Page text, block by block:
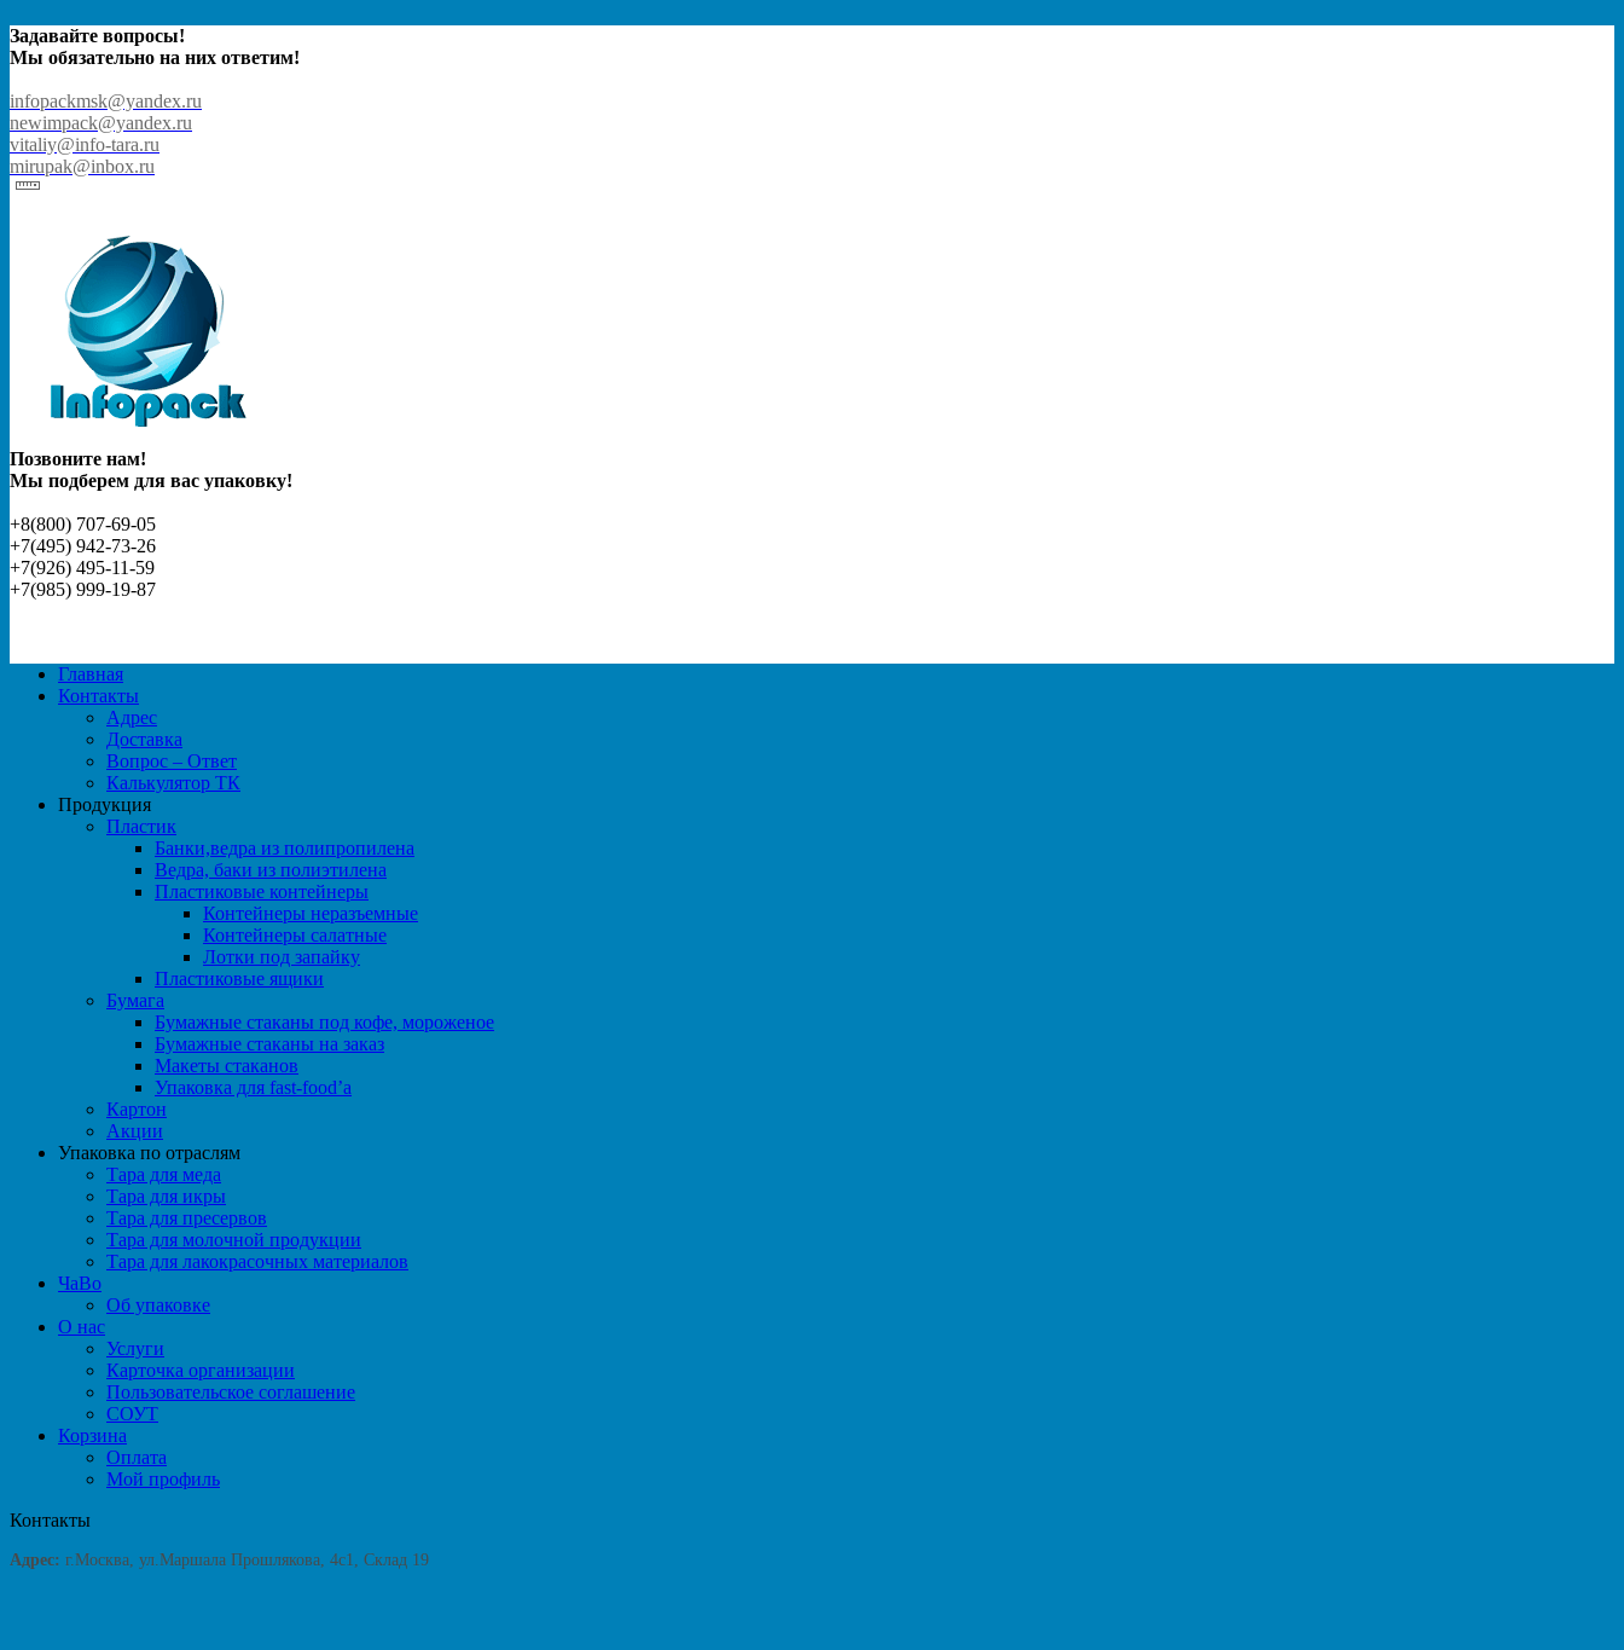
Задавайте вопросы!
Мы обязательно на них ответим!
infopackmsk@yandex.ru
newimpack@yandex.ru
vitaliy@info-tara.ru
mirupak@inbox.ru
Позвоните нам!
Мы подберем для вас упаковку!
+8(800) 707-69-05
+7(495) 942-73-26
+7(926) 495-11-59
+7(985) 999-19-87
Главная
Контакты
Адрес
Доставка
Вопрос – Ответ
Калькулятор ТК
Продукция
Пластик
Банки,ведра из полипропилена
Ведра, баки из полиэтилена
Пластиковые контейнеры
Контейнеры неразъемные
Контейнеры салатные
Лотки под запайку
Пластиковые ящики
Бумага
Бумажные стаканы под кофе, мороженое
Бумажные стаканы на заказ
Макеты стаканов
Упаковка для fast-food’а
Картон
Акции
Упаковка по отраслям
Тара для меда
Тара для икры
Тара для пресервов
Тара для молочной продукции
Тара для лакокрасочных материалов
ЧаВо
Об упаковке
О нас
Услуги
Карточка организации
Пользовательское соглашение
СОУТ
Корзина
Оплата
Мой профиль
Контакты
Адрес: г.Москва, ул.Маршала Прошлякова, 4с1, Склад 19